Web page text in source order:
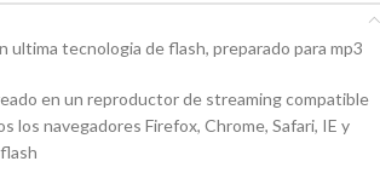
ultima tecnologia de flash, preparado para mp3
en un reproductor de streaming compatible
los navegadores Firefox, Chrome, Safari, IE y